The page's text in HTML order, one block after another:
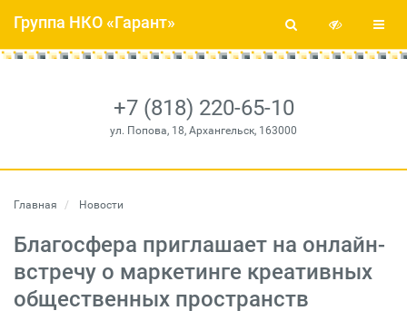
+7 (818) 220-65-10
ул. Попова, 18, Архангельск, 163000
Группа НКО «Гарант»
Главная Новости
Благосфера приглашает на онлайн-
встречу о маркетинге креативных
общественных пространств